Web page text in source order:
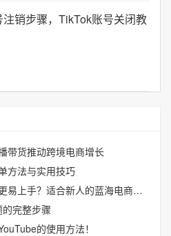
销步骤，TikTok账号关闭教
带货推动跨境电商增长
方法与实用技巧
新手跨境电商选哪个平台更易上手？适合新人的蓝海电商平台推荐
完整步骤
的使用方法！